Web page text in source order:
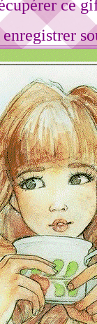
ce
enregistrer